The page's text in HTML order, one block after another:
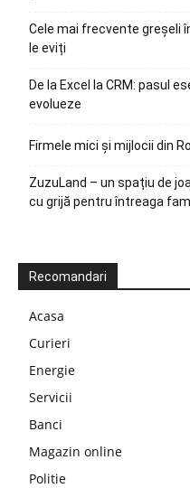
Cele mai frecvente greșeli
le eviți
De la Excel la CRM: pasul
evolueze
Firmele mici și mijlocii din
ZuzuLand – un spațiu de
cu grijă pentru întreaga
Recomandari
Acasa
Curieri
Energie
Servicii
Banci
Magazin online
Politie